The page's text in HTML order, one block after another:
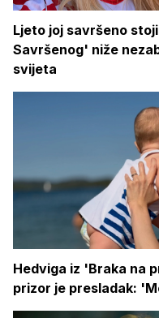
Ljeto joj savršeno
Savršenog' niže
svijeta
Hedviga iz 'Braka na
prizor je presladak: